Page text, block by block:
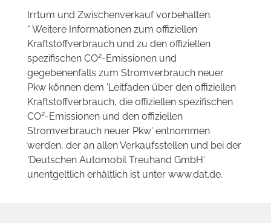
Irrtum und Zwischenverkauf vorbehalten.
* Weitere Informationen zum offiziellen
Kraftstoffverbrauch und zu den offiziellen
spezifischen CO2-Emissionen und
gegebenenfalls zum Stromverbrauch neuer
Pkw können dem 'Leitfaden über den offiziellen
Kraftstoffverbrauch, die offiziellen spezifischen
CO2-Emissionen und den offiziellen
Stromverbrauch neuer Pkw' entnommen
werden, der an allen Verkaufsstellen und bei der
'Deutschen Automobil Treuhand GmbH'
unentgeltlich erhältlich ist unter www.dat.de.